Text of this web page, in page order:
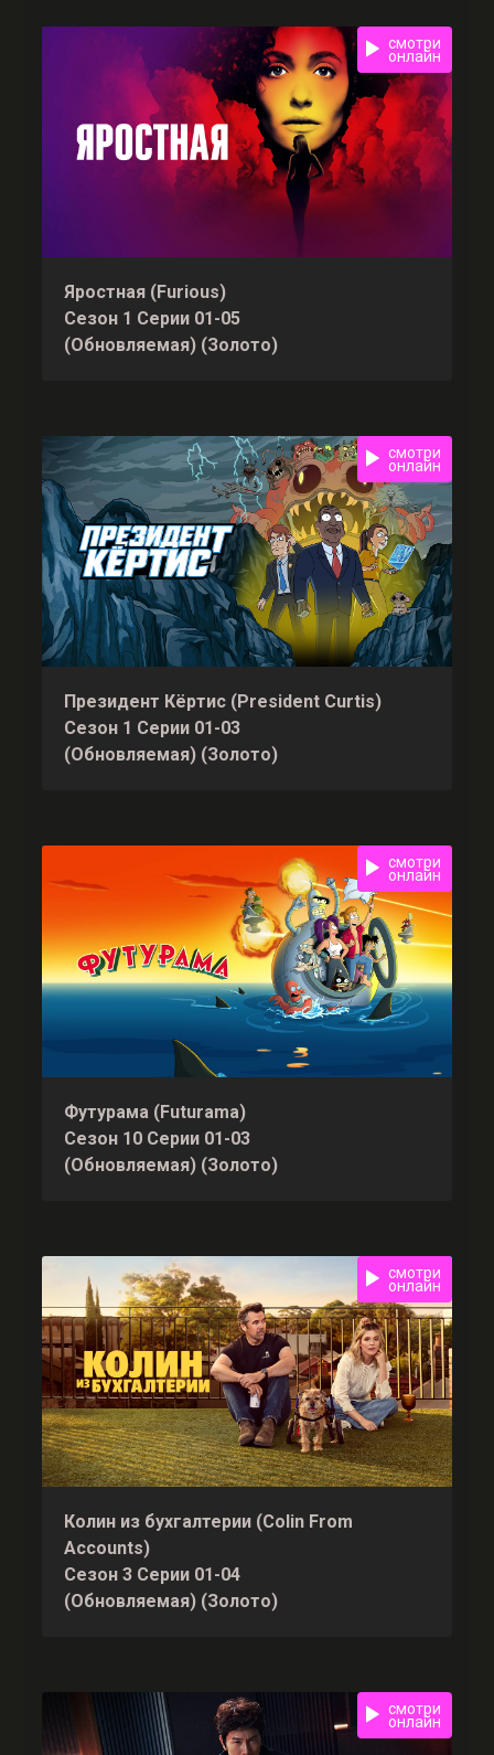
смотри
онлайн
Яростная (Furious)
Сезон 1 Серии 01-05
(Обновляемая) (Золото)
смотри
онлайн
Президент Кёртис (President Curtis)
Сезон 1 Серии 01-03
(Обновляемая) (Золото)
смотри
онлайн
Футурама (Futurama)
Сезон 10 Серии 01-03
(Обновляемая) (Золото)
смотри
онлайн
Колин из бухгалтерии (Colin From
Accounts)
Сезон 3 Серии 01-04
(Обновляемая) (Золото)
смотри
онлайн